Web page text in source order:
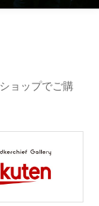
ョップでご購